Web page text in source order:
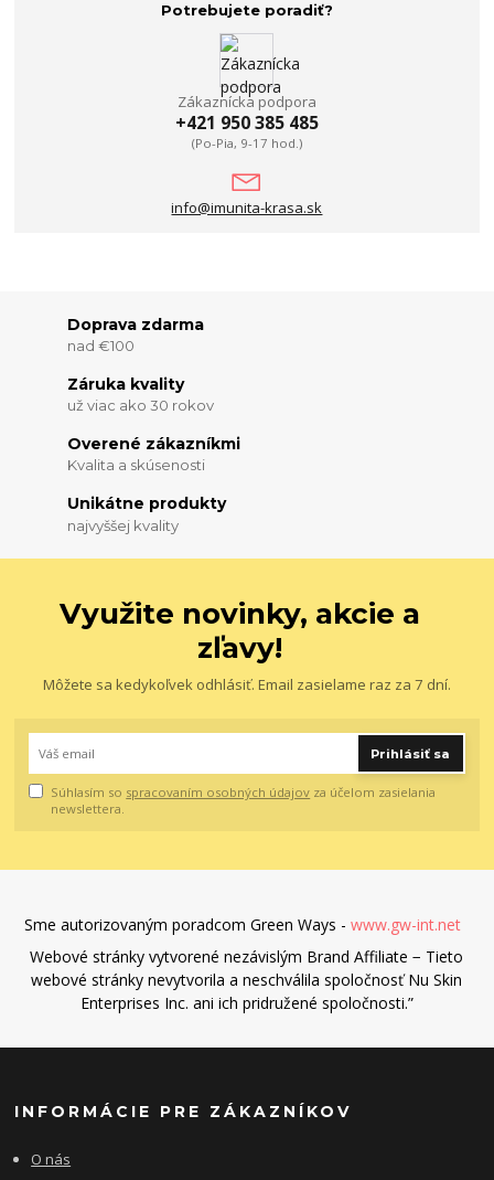
Potrebujete poradiť?
Zákaznícka podpora
+421 950 385 485
(Po-Pia, 9-17 hod.)
info@imunita-krasa.sk
Doprava zdarma
nad €100
Záruka kvality
už viac ako 30 rokov
Overené zákazníkmi
Kvalita a skúsenosti
Unikátne produkty
najvyššej kvality
Využite novinky, akcie a
zľavy!
Môžete sa kedykoľvek odhlásiť. Email zasielame raz za 7 dní.
Prihlásiť sa
Súhlasím so spracovaním osobných údajov za účelom zasielania
newslettera.
Sme autorizovaným poradcom Green Ways - www.gw-int.net
Webové stránky vytvorené nezávislým Brand Affiliate − Tieto
webové stránky nevytvorila a neschválila spoločnosť Nu Skin
Enterprises Inc. ani ich pridružené spoločnosti.”
INFORMÁCIE PRE ZÁKAZNÍKOV
O nás